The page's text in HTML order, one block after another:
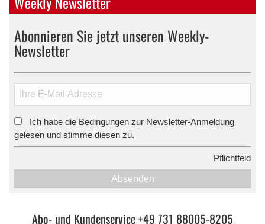
Abonnieren Sie jetzt unseren Weekly-
Newsletter
Ich habe die Bedingungen zur Newsletter-Anmeldung
gelesen und stimme diesen zu.
Pflichtfeld
Absenden
Abo- und Kundenservice +49 731 88005-8205